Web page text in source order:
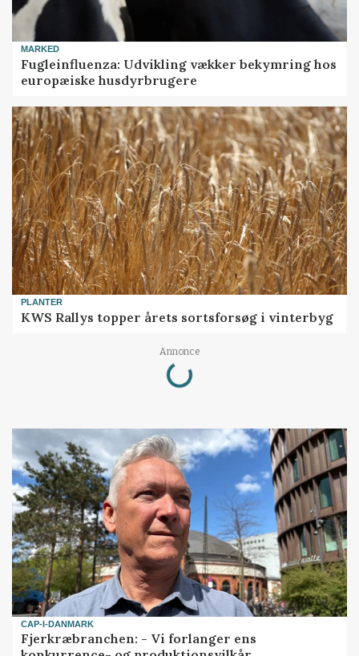
MARKED
Fugleinfluenza: Udvikling vækker bekymring hos
europæiske husdyrbrugere
PLANTER
KWS Rallys topper årets sortsforsøg i vinterbyg
Annonce
Loading...
CAP-I-DANMARK
Fjerkræbranchen: - Vi forlanger ens